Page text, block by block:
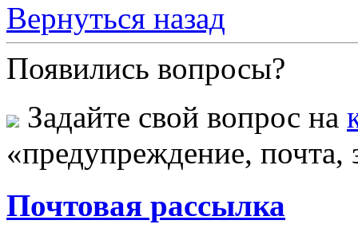
Вернуться назад
Появились вопросы?
Задайте свой вопрос на
«предупреждение, почта,
Почтовая рассылка